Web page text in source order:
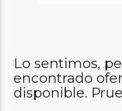
Lo sentimos,
encontrado
disponible.